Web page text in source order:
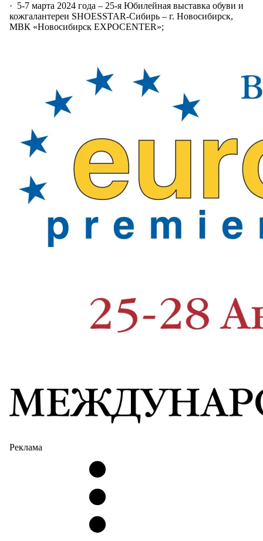
· 5-7 марта 2024 года – 25-я Юбилейная выставка обуви и
кожгалантереи SHOESSTAR-Сибирь – г. Новосибирск,
МВК «Новосибирск EXPOCENTER»;
Реклама